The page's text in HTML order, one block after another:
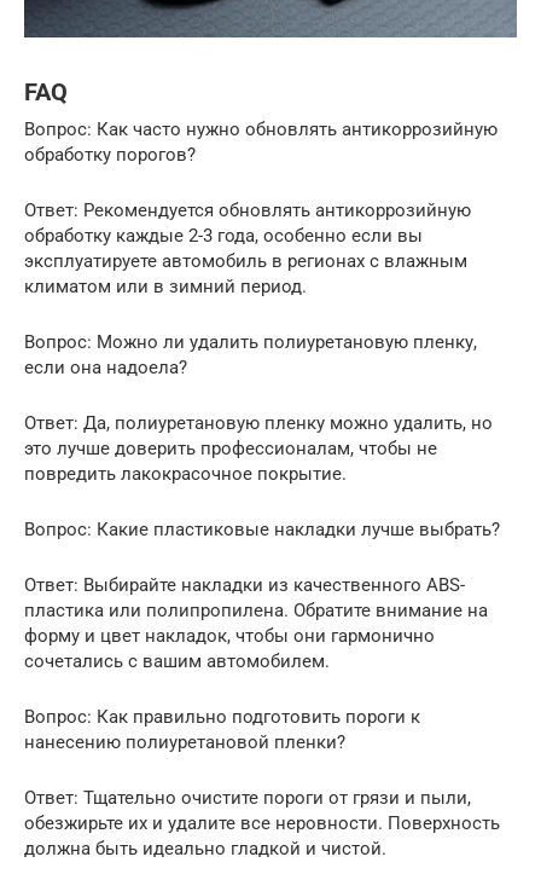
FAQ
Вопрос: Как часто нужно обновлять антикоррозийную
обработку порогов?
Ответ: Рекомендуется обновлять антикоррозийную
обработку каждые 2-3 года, особенно если вы
эксплуатируете автомобиль в регионах с влажным
климатом или в зимний период.
Вопрос: Можно ли удалить полиуретановую пленку,
если она надоела?
Ответ: Да, полиуретановую пленку можно удалить, но
это лучше доверить профессионалам, чтобы не
повредить лакокрасочное покрытие.
Вопрос: Какие пластиковые накладки лучше выбрать?
Ответ: Выбирайте накладки из качественного ABS-
пластика или полипропилена. Обратите внимание на
форму и цвет накладок, чтобы они гармонично
сочетались с вашим автомобилем.
Вопрос: Как правильно подготовить пороги к
нанесению полиуретановой пленки?
Ответ: Тщательно очистите пороги от грязи и пыли,
обезжирьте их и удалите все неровности. Поверхность
должна быть идеально гладкой и чистой.